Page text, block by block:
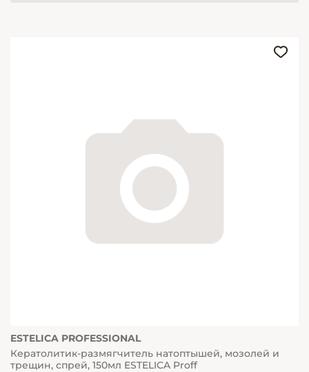
ESTELICA PROFESSIONAL
Кератолитик-размягчитель натоптышей, мозолей и
трещин, спрей, 150мл ESTELICA Proff